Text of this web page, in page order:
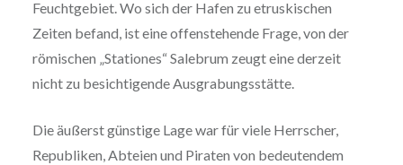
Feuchtgebiet. Wo sich der Hafen zu etruskischen
Zeiten befand, ist eine offenstehende Frage, von der
römischen „Stationes“ Salebrum zeugt eine derzeit
nicht zu besichtigende Ausgrabungsstätte.
Die äußerst günstige Lage war für viele Herrscher,
Republiken, Abteien und Piraten von bedeutendem